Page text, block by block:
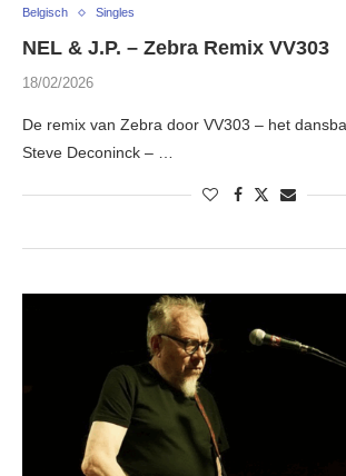
Belgisch Singles
NEL & J.P. – Zebra Remix VV303
18/02/2026
De remix van Zebra door VV303 – het
Steve Deconinck – …